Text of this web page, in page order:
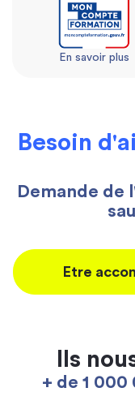
En savoir plus
Besoin
Demande de
Etre
Ils
+ de 1 000